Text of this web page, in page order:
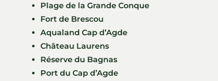
Plage de la Grande Conque
Fort de Brescou
Aqualand Cap d’Agde
Château Laurens
Réserve du Bagnas
Port du Cap d’Agde